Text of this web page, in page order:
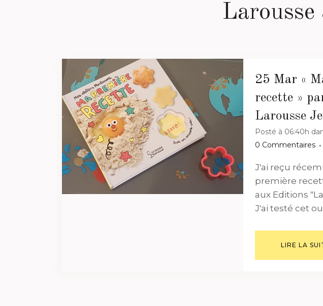
Larousse
25 Mar «
recette »
Larousse
Posté à 06:40h
0 Commentaires
J'ai reçu
première
aux Editions
J'ai testé cet
LIRE LA